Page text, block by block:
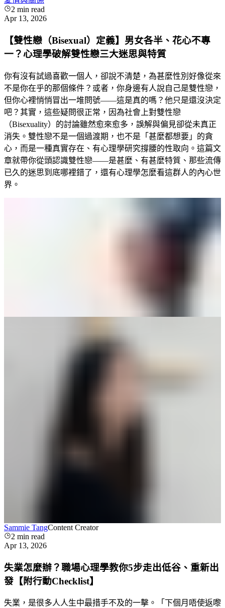
2 min read
Apr 13, 2026
【雙性戀（Bisexual）定義】男女各半、花心不專
一？心理學破解雙性戀三大迷思與特質
你有沒有試過喜歡一個人，卻說不清楚，為甚麼性別好像從來
不是你在乎的那個條件？或者，你身邊有人說自己是雙性戀，
但你心裡悄悄冒出一堆問號——這是真的嗎？他只是還沒決定
吧？其實，這些疑問很正常，因為社會上對雙性戀
（Bisexuality）的討論雖然愈來愈多，誤解與偏見卻從未真正
消失。雙性戀不是一個過渡期，也不是「甚麼都想要」的貪
心，而是一種真實存在、有心理學研究撐腰的性取向。這篇文
章就帶你從頭認識雙性戀——是甚麼、有甚麼特質、那些流傳
已久的迷思到底哪裡錯了，還有心理學怎麼看這群人的內心世
界。
Sammie TangContent Creator
2 min read
Apr 13, 2026
失業怎麼辦？職場心理學教你5步走出低谷、重新出
發【附行動Checklist】
失業，是很多人人生中最措手不及的一擊。「下個月唔使返嚟